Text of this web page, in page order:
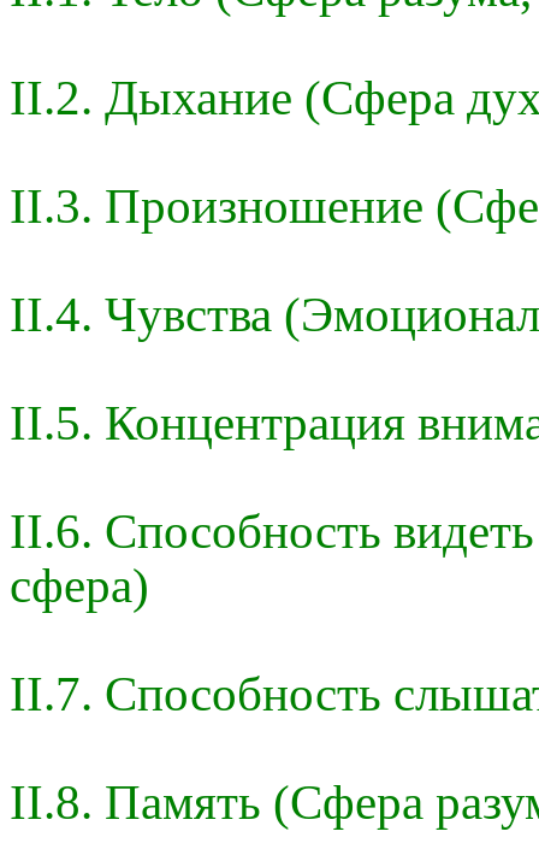
II.2. Дыхание (Сфера
II.3. Произношение
II.4. Чувства
II.5. Концентрация
II.6. Способность
сфера)
II.7. Способность
II.8. Память (Сфера